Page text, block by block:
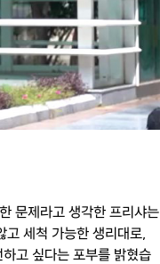
문제라고 생각한 프리샤는
세척 가능한 생리대로,
고 싶다는 포부를 밝혔습